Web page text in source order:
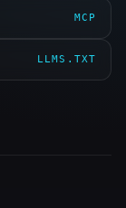
MCP
LLMS.TXT